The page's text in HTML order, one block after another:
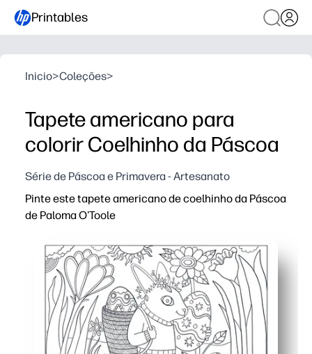
Printables
Inicio>Coleções>
Tapete americano para
colorir Coelhinho da Páscoa
Série de Páscoa e Primavera - Artesanato
Pinte este tapete americano de coelhinho da Páscoa
de Paloma O'Toole
Você imprime em segundos - sem preparação,
O lindo coelhinho e os detalhes de primavera
Seus filhos desenvolvem habilidades motoras finas e
Dimensionado para facilitar o uso do tapete